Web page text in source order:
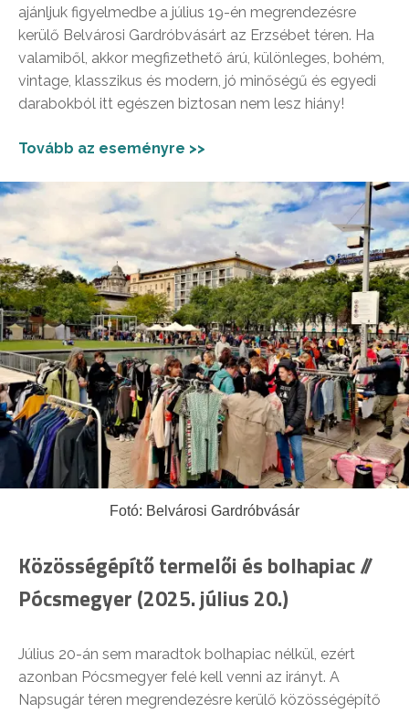
ajánljuk figyelmedbe a július 19-én megrendezésre
kerülő Belvárosi Gardróbvásárt az Erzsébet téren. Ha
valamiből, akkor megfizethető árú, különleges, bohém,
vintage, klasszikus és modern, jó minőségű és egyedi
darabokból itt egészen biztosan nem lesz hiány!
Tovább az eseményre >>
Fotó: Belvárosi Gardróbvásár
Közösségépítő termelői és bolhapiac //
Pócsmegyer (2025. július 20.)
Július 20-án sem maradtok bolhapiac nélkül, ezért
azonban Pócsmegyer felé kell venni az irányt. A
Napsugár téren megrendezésre kerülő közösségépítő